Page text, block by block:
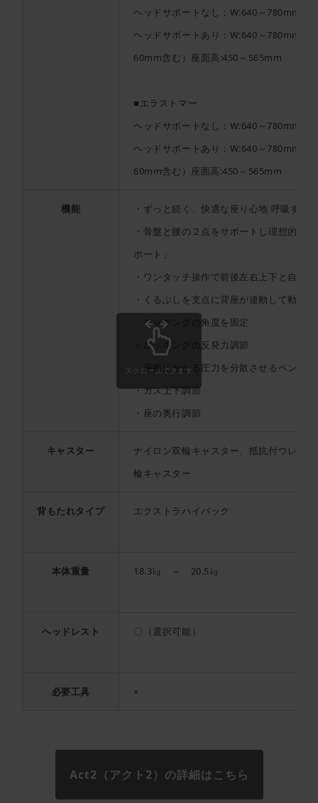
ヘッドサポートなし：W:640～780mm
ヘッドサポートあり：W:640～780mm
60mm含む）座面高:450～565mm
■エラストマー
ヘッドサポートなし：W:640～780mm
ヘッドサポートあり：W:640～780mm
60mm含む）座面高:450～565mm
機能
・ずっと続く、快適な座り心地 呼吸する
・骨盤と腰の２点をサポートし理想的な
ポート」
・ワンタッチ操作で前後左右上下と自在
・くるぶしを支点に背座が連動して動く
・ロッキングの角度を固定
・ロッキングの反発力調節
・座面にかかる圧力を分散させるペンデ
・ガス上下調節
・座の奥行調節
キャスター
ナイロン双輪キャスター、抵抗付ウレタ
輪キャスター
背もたれタイプ エクストラハイバック
本体重量 18.3㎏ ～ 20.5㎏
ヘッドレスト 〇（選択可能）
必要工具 ×
スクロールできます
Act2（アクト2）の詳細はこちら